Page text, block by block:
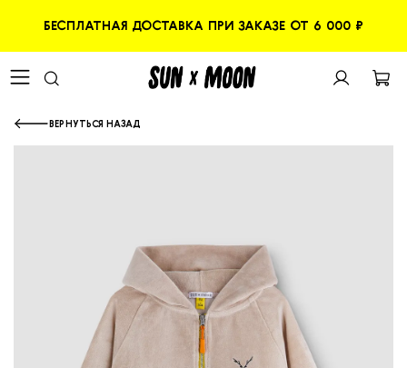
БЕСПЛАТНАЯ ДОСТАВКА ПРИ ЗАКАЗЕ ОТ 6 000 ₽
ВЕРНУТЬСЯ НАЗАД